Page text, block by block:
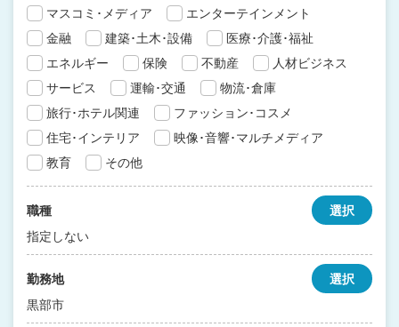
マスコミ･メディア
エンターテインメント
金融
建築･土木･設備
医療･介護･福祉
エネルギー
保険 不動産
人材ビジネス
サービス
運輸･交通
物流･倉庫
旅行･ホテル関連
ファッション･コスメ
住宅･インテリア
映像･音響･マルチメディア
教育
その他
職種
指定しない
選択
勤務地
黒部市
選択